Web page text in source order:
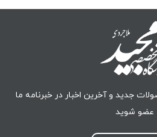
جدید و آخرین اخبار در خبرنامه ما
عضو شوید